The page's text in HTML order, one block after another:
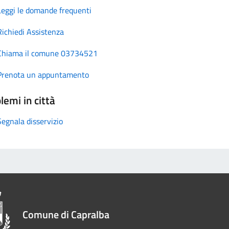
le domande frequenti
Assistenza
il comune 03734521
un appuntamento
in città
disservizio
Comune di Capralba